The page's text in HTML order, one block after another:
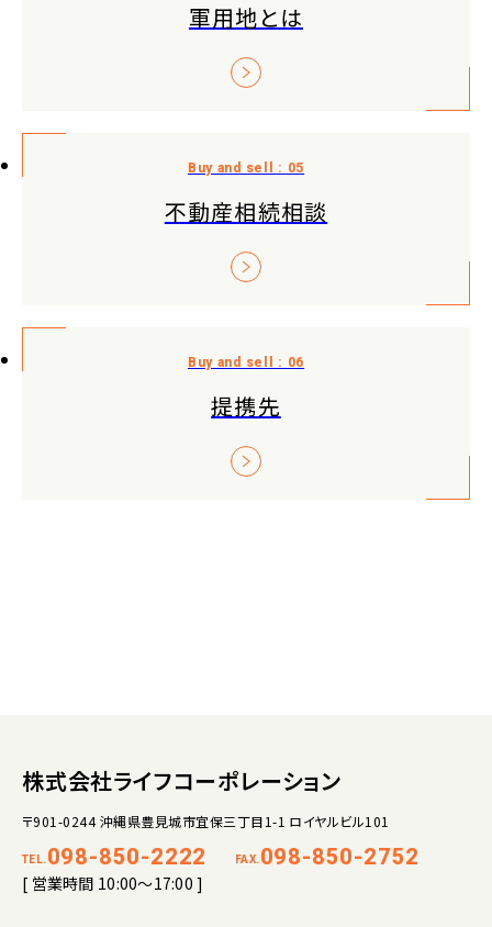
軍用地とは
不動産相続相談
提携先
株式会社ライフコーポレーション
〒901-0244 沖縄県豊見城市宜保三丁目1-1 ロイヤルビル101
TEL. 098-850-2222 FAX. 098-850-2752
[ 営業時間 10:00～17:00 ]